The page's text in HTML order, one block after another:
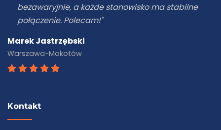
rewelacyjna, a system działa stabilnie. Świetna
robota!"
Katarzyna Lipińska
Piaseczno
Kontakt